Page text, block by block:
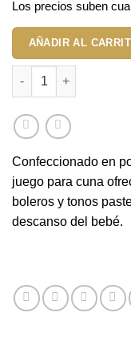
Los precios suben
Cojín para bebé
AÑADIR AL
Confeccionado en
juego para cuna
boleros y tonos
descanso del bebé.